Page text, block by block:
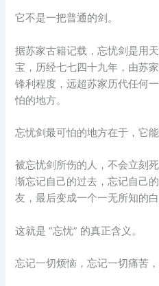
它不是一把普通的剑。
据苏家古籍记载，忘忧剑是用
宝，历经七七四十九年，由苏
锋利程度，远超苏家历代任何
怕的地方。
忘忧剑最可怕的地方在于，它能
被忘忧剑所伤的人，不会立刻
渐忘记自己的过去，忘记自己
友，最后变成一个一无所知的白
这就是 “忘忧” 的真正含义。
忘记一切烦恼，忘记一切痛苦